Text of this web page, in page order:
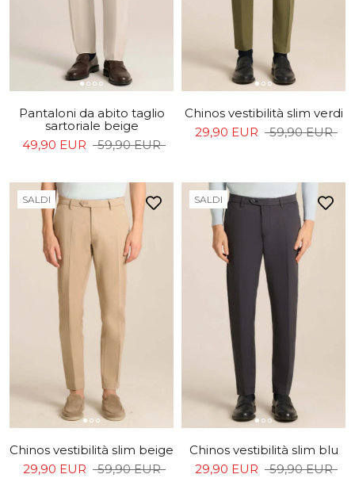
Pantaloni da abito taglio
sartoriale beige
49,90 EUR
59,90 EUR
Chinos vestibilità slim verdi
29,90 EUR
59,90 EUR
SALDI
Chinos vestibilità slim beige
29,90 EUR
59,90 EUR
SALDI
Chinos vestibilità slim blu
29,90 EUR
59,90 EUR